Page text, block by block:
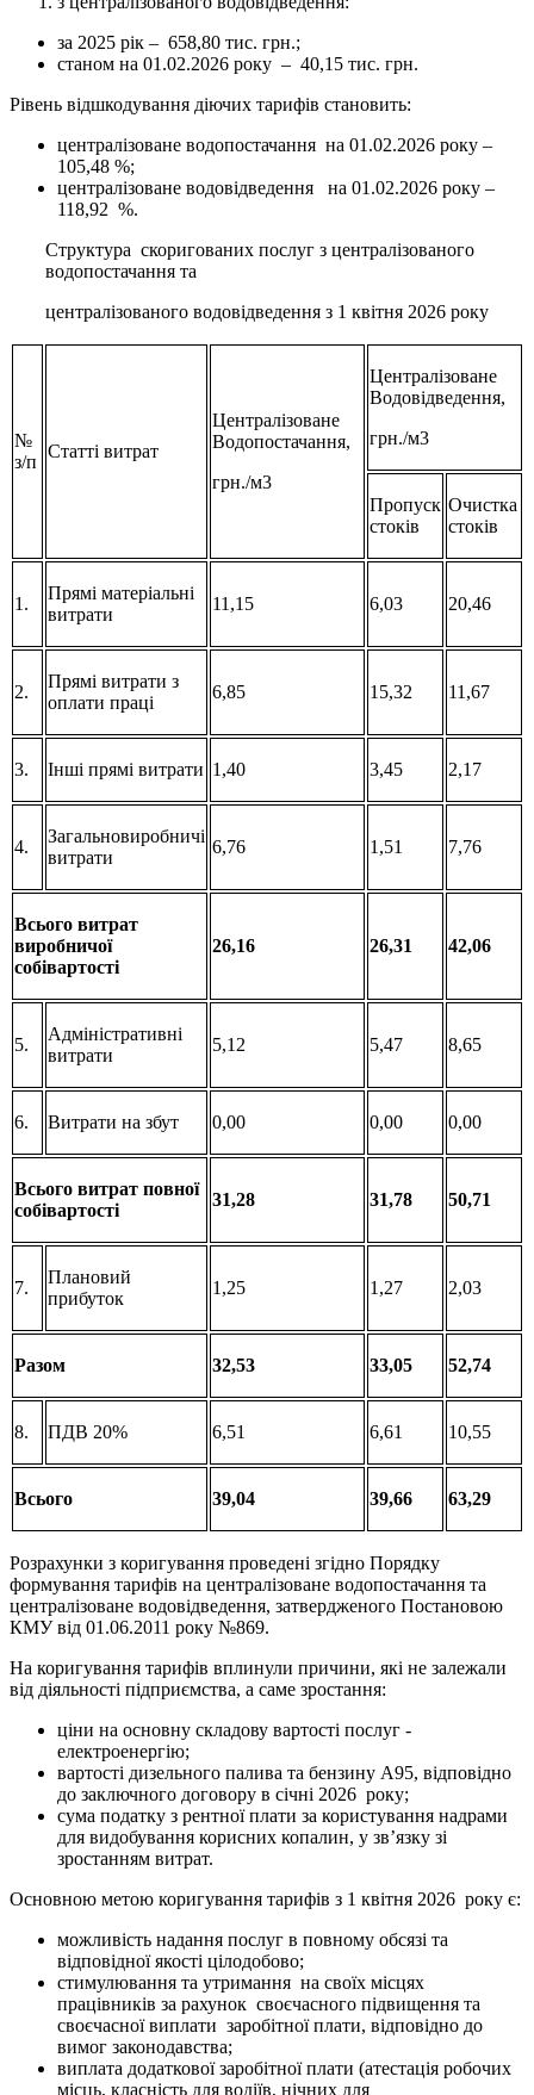
за 2025 рік – 658,80 тис. грн.;
станом на 01.02.2026 року – 40,15 тис. грн.
Рівень відшкодування діючих тарифів становить:
централізоване водопостачання на 01.02.2026 року –
105,48 %;
централізоване водовідведення на 01.02.2026 року –
118,92 %.
Структура скоригованих послуг з централізованого
водопостачання та
централізованого водовідведення з 1 квітня 2026 року
№
з/п
Статті витрат
Централізоване
Водопостачання,
грн./м3
Централізоване
Водовідведення,
грн./м3
Пропуск
стоків
Очистка
стоків
1.
Прямі матеріальні
витрати
11,15 6,03 20,46
2.
Прямі витрати з
оплати праці
6,85 15,32 11,67
3. Інші прямі витрати 1,40 3,45 2,17
4.
Загальновиробничі
витрати
6,76 1,51 7,76
Всього витрат
виробничої
собівартості
26,16 26,31 42,06
5.
Адміністративні
витрати
5,12 5,47 8,65
6. Витрати на збут 0,00 0,00 0,00
Всього витрат повної
собівартості
31,28 31,78 50,71
7.
Плановий
прибуток
1,25 1,27 2,03
Разом 32,53 33,05 52,74
8. ПДВ 20% 6,51 6,61 10,55
Всього 39,04 39,66 63,29
Розрахунки з коригування проведені згідно Порядку
формування тарифів на централізоване водопостачання та
централізоване водовідведення, затвердженого Постановою
КМУ від 01.06.2011 року №869.
На коригування тарифів вплинули причини, які не залежали
від діяльності підприємства, а саме зростання:
ціни на основну складову вартості послуг -
електроенергію;
вартості дизельного палива та бензину А95, відповідно
до заключного договору в січні 2026 року;
сума податку з рентної плати за користування надрами
для видобування корисних копалин, у зв’язку зі
зростанням витрат.
Основною метою коригування тарифів з 1 квітня 2026 року є:
можливість надання послуг в повному обсязі та
відповідної якості цілодобово;
стимулювання та утримання на своїх місцях
працівників за рахунок своєчасного підвищення та
своєчасної виплати заробітної плати, відповідно до
вимог законодавства;
виплата додаткової заробітної плати (атестація робочих
місць, класність для водіїв, нічних для